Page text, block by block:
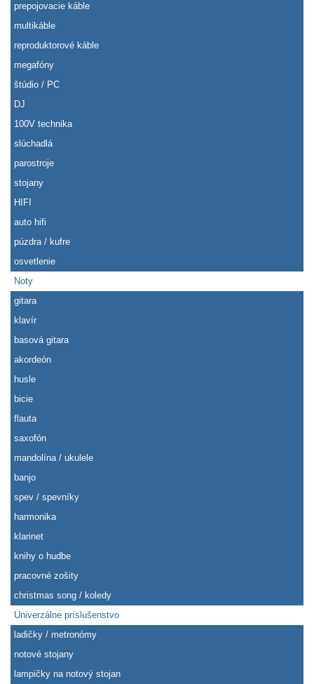
prepojovacie káble
multikáble
reproduktorové káble
megafóny
štúdio / PC
DJ
100V technika
slúchadlá
parostroje
stojany
HIFI
auto hifi
púzdra / kufre
osvetlenie
Noty
gitara
klavír
basová gitara
akordeón
husle
bicie
flauta
saxofón
mandolína / ukulele
banjo
spev / spevníky
harmonika
klarinet
knihy o hudbe
pracovné zošity
christmas song / koledy
Univerzálne príslušenstvo
ladičky / metronómy
notové stojany
lampičky na notový stojan